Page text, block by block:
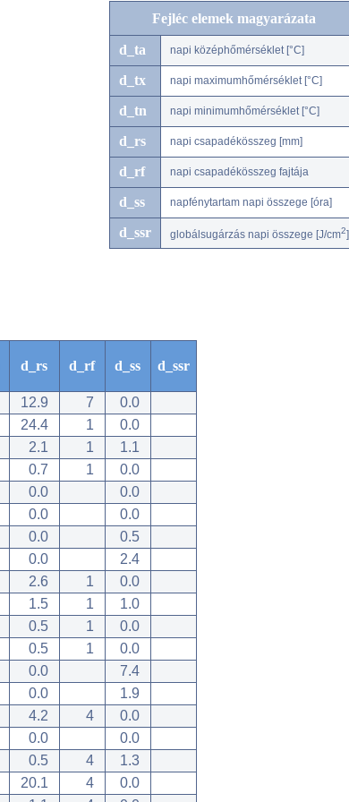
Fejléc elemek magyarázata
d_ta napi középhőmérséklet [°C]
d_tx napi maximumhőmérséklet [°C]
d_tn napi minimumhőmérséklet [°C]
d_rs napi csapadékösszeg [mm]
d_rf napi csapadékösszeg fajtája
d_ss napfénytartam napi összege [óra]
d_ssr globálsugárzás napi összege [J/cm2]
d_rs d_rf d_ss d_ssr
12.9 7
0.0
24.4 1
0.0
2.1 1
1.1
0.7 1
0.0
0.0
0.0
0.0
0.0
0.0
0.5
0.0
2.4
2.6 1
0.0
1.5 1
1.0
0.5 1
0.0
0.5 1
0.0
0.0
7.4
0.0
1.9
4.2 4
0.0
0.0
0.0
0.5 4
1.3
20.1 4
0.0